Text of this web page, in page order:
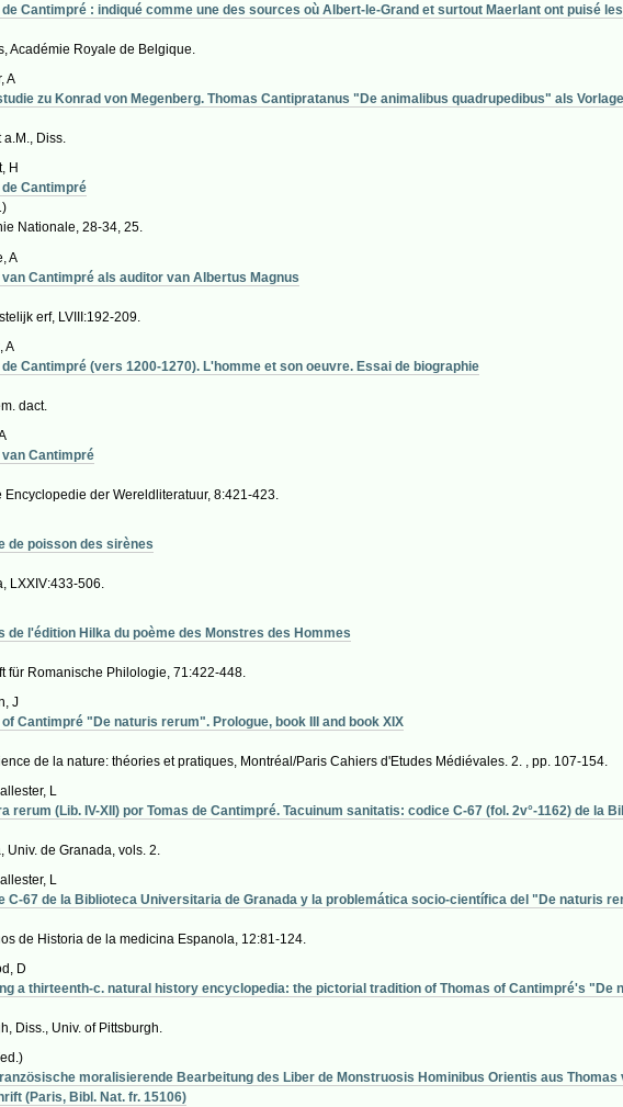
de Cantimpré : indiqué comme une des sources où Albert-le-Grand et surtout Maerlant ont puisé
Académie Royale de Belgique.
A
zu Konrad von Megenberg. Thomas Cantipratanus "De animalibus quadrupedibus" als
a.M., Diss.
H
Cantimpré
Nationale, 28-34, 25.
A
Cantimpré als auditor van Albertus Magnus
erf, LVIII:192-209.
A
Cantimpré (vers 1200-1270). L'homme et son oeuvre. Essai de biographie
dact.
Cantimpré
Encyclopedie der Wereldliteratuur, 8:421-423.
de poisson des sirènes
LXXIV:433-506.
de l'édition Hilka du poème des Monstres des Hommes
für Romanische Philologie, 71:422-448.
J
Cantimpré "De naturis rerum". Prologue, book III and book XIX
de la nature: théories et pratiques, Montréal/Paris Cahiers d'Etudes Médiévales. 2. , pp. 107-154.
L
rerum (Lib. IV-XII) por Tomas de Cantimpré. Tacuinum sanitatis: codice C-67 (fol. 2v°-1162) de la
Univ. de Granada, vols. 2.
L
C-67 de la Biblioteca Universitaria de Granada y la problemática socio-científica del "De naturis
de Historia de la medicina Espanola, 12:81-124.
D
a thirteenth-c. natural history encyclopedia: the pictorial tradition of Thomas of Cantimpré's "De
Diss., Univ. of Pittsburgh.
moralisierende Bearbeitung des Liber de Monstruosis Hominibus Orientis aus
(Paris, Bibl. Nat. fr. 15106)